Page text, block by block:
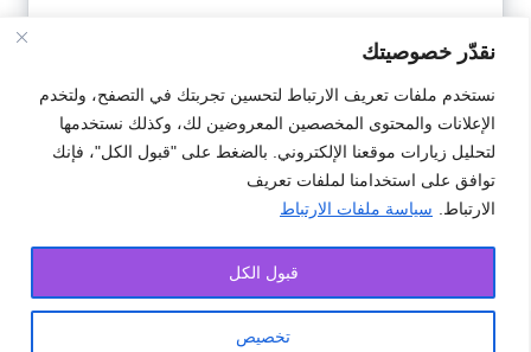
نقدّر خصوصيتك
نستخدم ملفات تعريف الارتباط لتحسين تجربتك في التصفح، ولتخدم
الإعلانات والمحتوى المخصصين المعروضين لك، وكذلك نستخدمها
لتحليل زيارات موقعنا الإلكتروني. بالضغط على "قبول الكل"، فإنك
توافق على استخدامنا لملفات تعريف
الارتباط.
سياسة ملفات الارتباط
تخصيص
قبول الكل
تحميل النمودج